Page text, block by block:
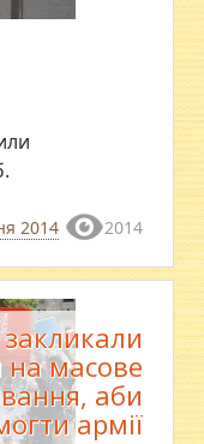
2014 2014
масове
аби
армії